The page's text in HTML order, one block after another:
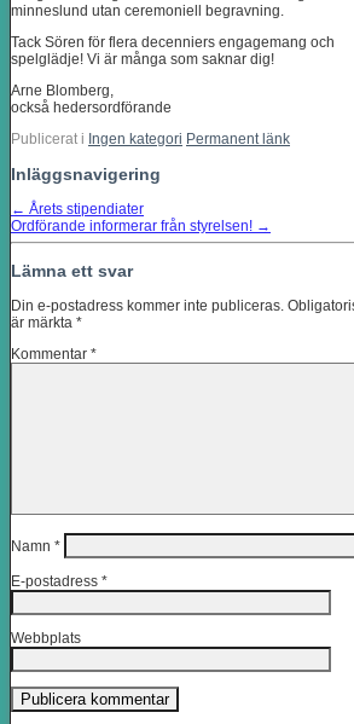
minneslund utan ceremoniell begravning.
Tack Sören för flera decenniers engagemang och
spelglädje! Vi är många som saknar dig!
Arne Blomberg,
också hedersordförande
Publicerat i Ingen kategori Permanent länk
Inläggsnavigering
← Årets stipendiater
Ordförande informerar från styrelsen! →
Lämna ett svar
Din e-postadress kommer inte publiceras.
är märkta *
Kommentar *
Namn *
E-postadress *
Webbplats